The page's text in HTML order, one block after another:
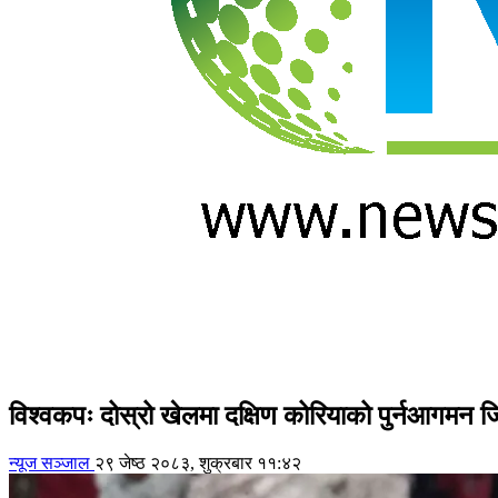
विश्वकपः दोस्रो खेलमा दक्षिण कोरियाको पुर्नआगमन
न्यूज सञ्जाल २९ जेष्ठ २०८३, शुक्रबार ११:४२